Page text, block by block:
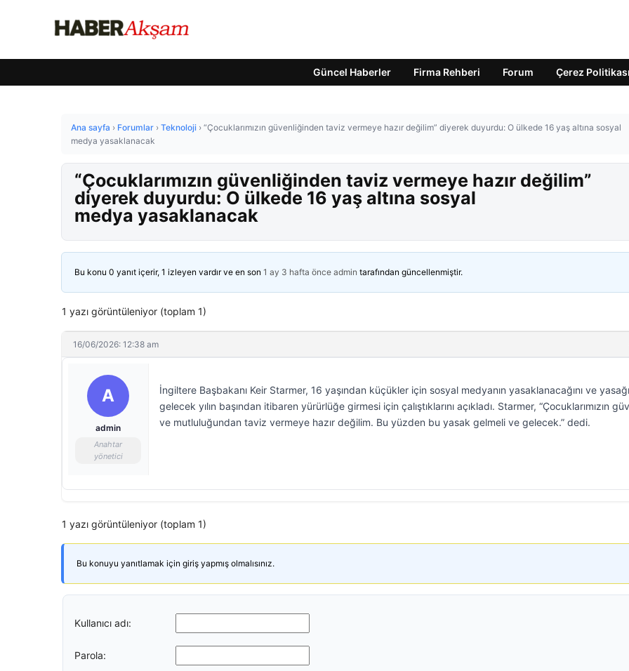
Güncel Haberler Firma Rehberi Forum Çerez Politikası
Ana sayfa › Forumlar › Teknoloji › “Çocuklarımızın güvenliğinden taviz vermeye hazır değilim” diyerek duyurdu: O ülkede 16 yaş altına sosyal
medya yasaklanacak
“Çocuklarımızın güvenliğinden taviz vermeye hazır değilim”
diyerek duyurdu: O ülkede 16 yaş altına sosyal
medya yasaklanacak
Bu konu 0 yanıt içerir, 1 izleyen vardır ve en son 1 ay 3 hafta önce admin tarafından güncellenmiştir.
1 yazı görüntüleniyor (toplam 1)
16/06/2026: 12:38 am
A
admin
Anahtar
yönetici
İngiltere Başbakanı Keir Starmer, 16 yaşından küçükler için sosyal medyanın yasaklanacağını ve
gelecek yılın başından itibaren yürürlüğe girmesi için çalıştıklarını açıkladı. Starmer, “Çocuklarımızın
ve mutluluğundan taviz vermeye hazır değilim. Bu yüzden bu yasak gelmeli ve gelecek.” dedi.
1 yazı görüntüleniyor (toplam 1)
Bu konuyu yanıtlamak için giriş yapmış olmalısınız.
Kullanıcı adı:
Parola: